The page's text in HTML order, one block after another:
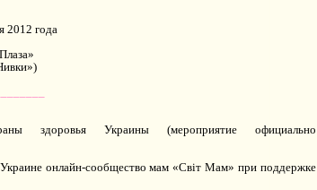
2012 года
здоровья Украины (мероприятие официально
онлайн-сообщество мам «Світ Мам» при поддержке